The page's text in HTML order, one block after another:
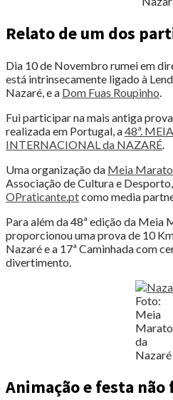
Relato de um dos
Dia 10 de Novembro rumei em
está intrinsecamente ligado à
Nazaré, e a Dom Fuas Roupinho.
Fui participar na mais antiga
realizada em Portugal, a48ª.
INTERNACIONAL da NAZARÉ.
Uma organização da Meia
Associação de Cultura e
OPraticante.ptcomo media
Para além da 48ª edição da Meia
proporcionou uma prova de 10
Nazaré e a 17ª Caminhada com
divertimento.
Foto:
Meia
da
Nazaré
Animação e festa